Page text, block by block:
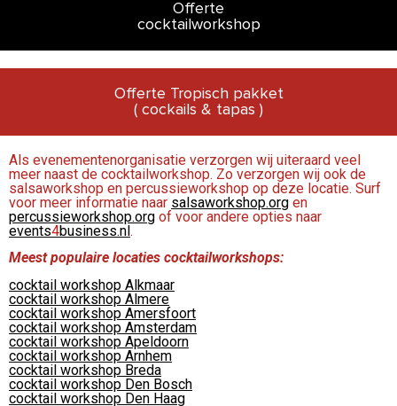
Offerte
cocktailworkshop
Offerte Tropisch pakket
( cockails & tapas )
Als evenementenorganisatie verzorgen wij uiteraard veel
meer naast de cocktailworkshop. Zo verzorgen wij ook de
salsaworkshop en percussieworkshop op deze locatie. Surf
voor meer informatie naar salsaworkshop.org en
percussieworkshop.org of voor andere opties naar
events4business.nl.
Meest populaire locaties cocktailworkshops:
cocktail workshop Alkmaar
cocktail workshop Almere
cocktail workshop Amersfoort
cocktail workshop Amsterdam
cocktail workshop Apeldoorn
cocktail workshop Arnhem
cocktail workshop Breda
cocktail workshop Den Bosch
cocktail workshop Den Haag